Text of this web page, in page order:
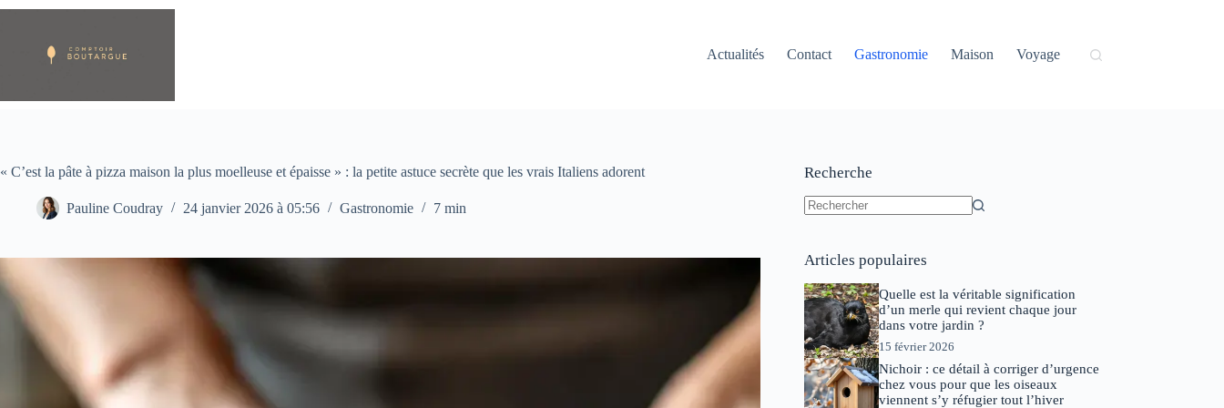
Passer
Actualités
Contact Gastronomie Maison Voyage
« C’est la pâte à pizza maison la plus moelleuse et épaisse » : la petite astuce secrète que les vrais Italiens adorent
Pauline Coudray 24 janvier 2026 à 05:56 Gastronomie 7 min
Recherche
Articles populaires
Quelle est la véritable signification
d’un merle qui revient chaque jour
dans votre jardin ?
15 février 2026
Nichoir : ce détail à corriger d’urgence
chez vous pour que les oiseaux
viennent s’y réfugier tout l’hiver